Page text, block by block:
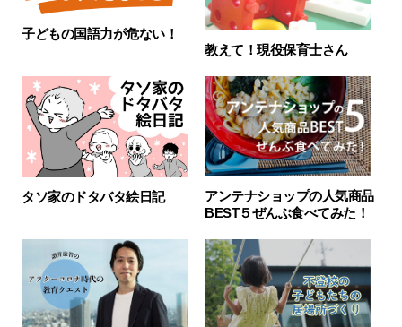
子どもの国語力が危ない！
教えて！現役保育士さん
タソ家のドタバタ絵日記
アンテナショップの人気商品
BEST５ぜんぶ食べてみた！